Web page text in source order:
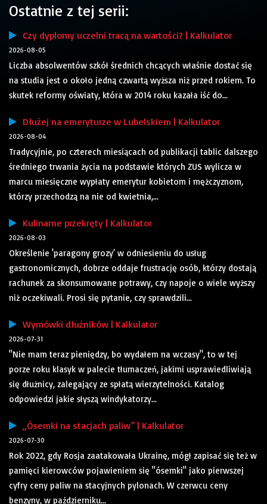
Ostatnie z tej serii:
Czy dyplomy uczelni tracą na wartości? | Kalkulator
2026-08-05
Liczba absolwentów szkół średnich chcących właśnie dostać się
na studia jest o około jedną czwartą wyższa niż przed rokiem. To
skutek reformy oświaty, która w 2014 roku kazała iść do...
Dłużej na emeryturze w Lubelskiem | Kalkulator
2026-08-04
Tradycyjnie, po czterech miesiącach od publikacji tablic dalszego
średniego trwania życia na podstawie których ZUS wylicza w
marcu miesięczne wypłaty emerytur kobietom i mężczyznom,
którzy przechodzą na nie od kwietnia,...
Kulinarne przekręty | Kalkulator
2026-08-03
Określenie 'paragony grozy’ w odniesieniu do usług
gastronomicznych, dobrze oddaje frustrację osób, którzy dostają
rachunek za skonsumowane potrawy, czy napoje o wiele wyższy
niż oczekiwali. Prosi się pytanie, czy sprawdzili...
Wymówki dłużników | Kalkulator
2026-07-31
"Nie mam teraz pieniędzy, bo wydałem na wczasy", to w tej
porze roku klasyk w palecie tłumaczeń, jakimi usprawiedliwiają
się dłużnicy, zalegający ze spłatą wierzytelności. Katalog
odpowiedzi jakie słyszą windykatorzy...
„Ósemki na stacjach paliw” | Kalkulator
2026-07-30
Rok 2022, gdy Rosja zaatakowała Ukrainę, mógł zapisać się też w
pamięci kierowców pojawieniem się "ósemki" jako pierwszej
cyfry ceny paliw na stacyjnych pylonach. W czerwcu ceny
benzyny, w październiku...